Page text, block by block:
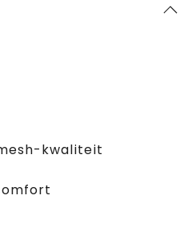
kwaliteit